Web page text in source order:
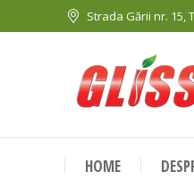
Strada Gării nr. 15,
HOME